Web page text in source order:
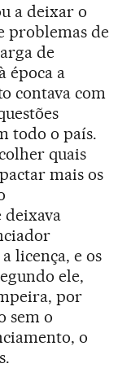
a deixar o
problemas de
de
época a
contava com
todo o país.
quais
mais os
deixava
licença, e os
ele,
por
sem o
o